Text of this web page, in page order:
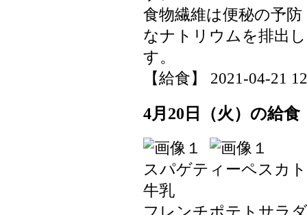
食物繊維は便秘の予
なナトリウムを排出
す。
【給食】 2021-04-21
4月20日（火）の給食
スパゲティーペスカ
牛乳
フレンチポテトサラダ